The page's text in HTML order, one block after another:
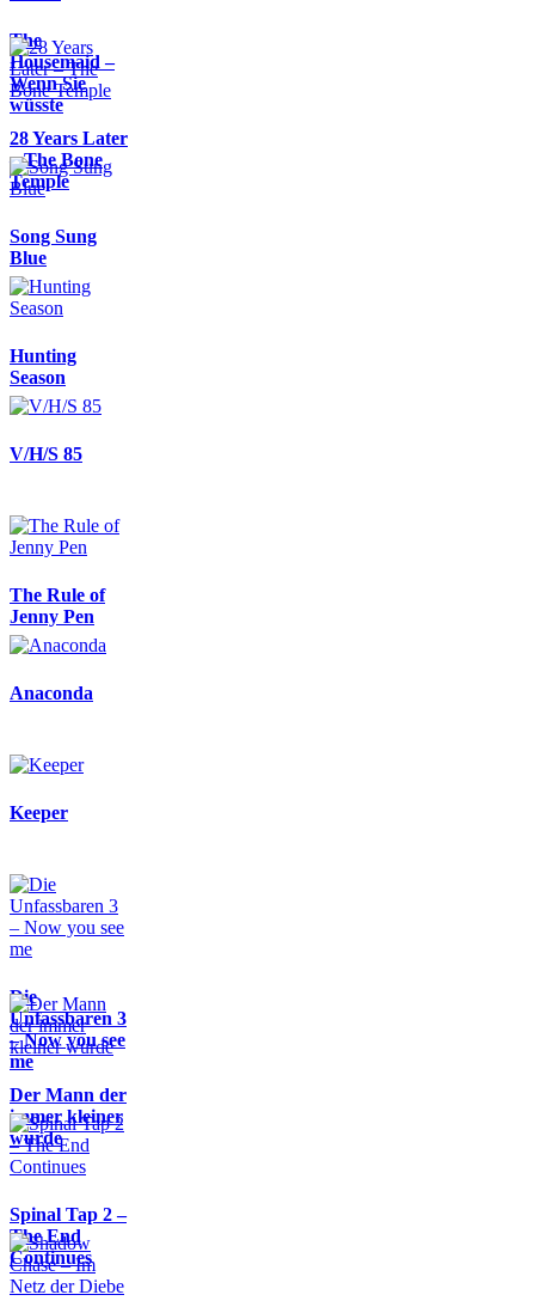
The
Housemaid –
Wenn Sie
wüsste
28 Years Later
– The Bone
Temple
Song Sung
Blue
Hunting
Season
V/H/S 85
The Rule of
Jenny Pen
Anaconda
Keeper
Die
Unfassbaren 3
– Now you see
me
Der Mann der
immer kleiner
wurde
Spinal Tap 2 –
The End
Continues